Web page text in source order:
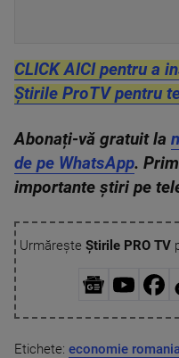
CLICK AICI pentru a
Știrile ProTV pentru
Abonați-vă gratuit la
de pe WhatsApp.
importante știri pe
Urmărește Știrile PRO TV
Etichete: economie